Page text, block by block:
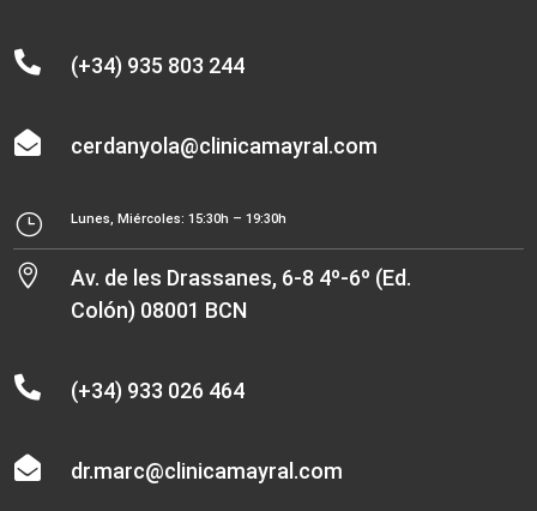
 (+34) 935 803 244
 cerdanyola@clinicamayral.com
} Lunes, Miércoles: 15:30h – 19:30h

Av. de les Drassanes, 6-8 4º-6º (Ed.
Colón) 08001 BCN
 (+34) 933 026 464
 dr.marc@clinicamayral.com